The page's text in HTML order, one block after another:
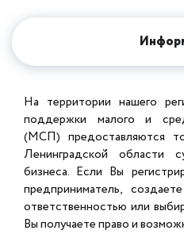
На территории нашего
поддержки малого и
(МСП) предоставляются
Ленинградской области
бизнеса. Если Вы
предприниматель,
ответственностью или
Вы получаете право и